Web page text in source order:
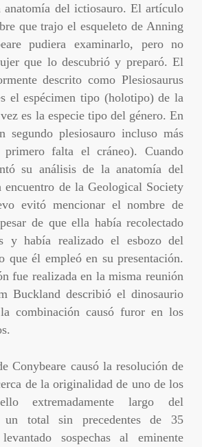
anatomía del ictiosauro. El artículo
que trajo el esqueleto de Anning
pudiera examinarlo, pero no
que lo descubrió y preparó. El
descrito como Plesiosaurus
el espécimen tipo (holotipo) de la
es la especie tipo del género. En
segundo plesiosauro incluso más
falta el cráneo). Cuando
su análisis de la anatomía del
encuentro de la Geological Society
evitó mencionar el nombre de
de que ella había recolectado
y había realizado el esbozo del
que él empleó en su presentación.
fue realizada en la misma reunión
Buckland describió el dinosaurio
combinación causó furor en los
Conybeare causó la resolución de
de la originalidad de uno de los
extremadamente largo del
un total sin precedentes de 35
sospechas al eminente